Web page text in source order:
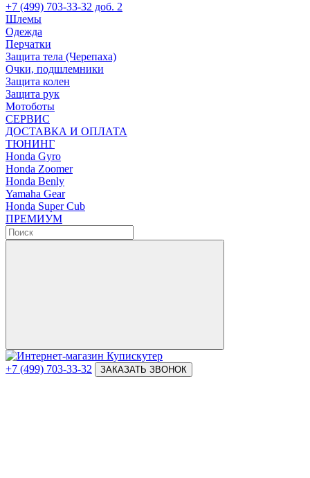
+7 (499) 703-33-32 доб. 2
Шлемы
Одежда
Перчатки
Защита тела (Черепаха)
Очки, подшлемники
Защита колен
Защита рук
Мотоботы
СЕРВИС
ДОСТАВКА И ОПЛАТА
ТЮНИНГ
Honda Gyro
Honda Zoomer
Honda Benly
Yamaha Gear
Honda Super Cub
ПРЕМИУМ
+7 (499) 703-33-32 ЗАКАЗАТЬ ЗВОНОК